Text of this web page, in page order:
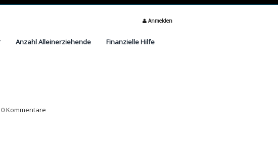
Anmelden
Anzahl Alleinerziehende
Finanzielle Hilfe
0 Kommentare